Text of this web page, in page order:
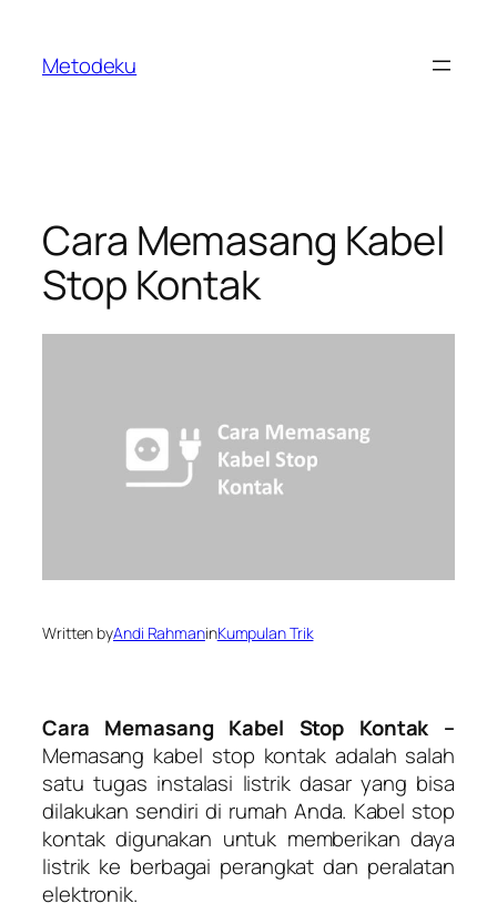
content
Metodeku
Cara Memasang Kabel
Stop Kontak
Written byAndi RahmaninKumpulan Trik
Cara Memasang Kabel Stop Kontak –
Memasang kabel stop kontak adalah salah
satu tugas instalasi listrik dasar yang bisa
dilakukan sendiri di rumah Anda. Kabel stop
kontak digunakan untuk memberikan daya
listrik ke berbagai perangkat dan peralatan
elektronik.